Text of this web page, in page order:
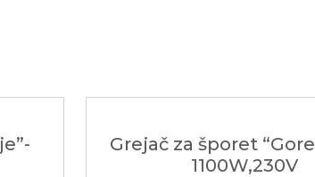
Grejač za šporet
1100W,230V